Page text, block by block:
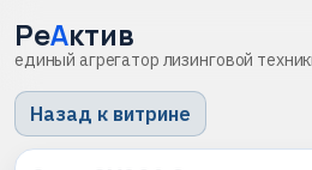
РеАктив
единый агрегатор лизинговой
Назад к витрине